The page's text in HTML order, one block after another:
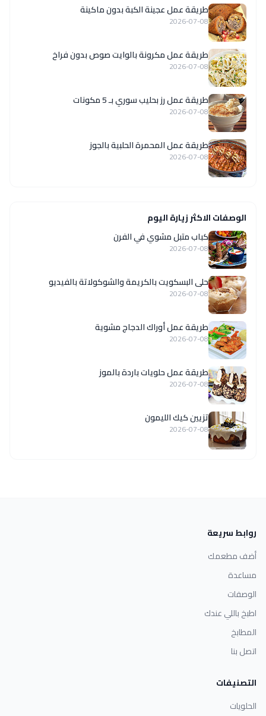
طريقة عمل عجينة الكبة بدون ماكينة
2026-07-08
طريقة عمل مكرونة بالوايت صوص بدون فراخ
2026-07-08
طريقة عمل رز بحليب سوري بـ 5 مكونات
2026-07-08
طريقة عمل المحمرة الحلبية بالجوز
2026-07-08
الوصفات الاكثر زيارة اليوم
كباب متبل مشوي في الفرن
2026-07-08
حلى البسكويت بالكريمة والشوكولاتة بالفيديو
2026-07-08
طريقة عمل أوراك الدجاج مشوية
2026-07-08
طريقة عمل حلويات باردة بالموز
2026-07-08
تزيين كيك الليمون
2026-07-08
روابط سريعة
أضف مطعمك
مساعدة
الوصفات
اطبخ باللي عندك
المطابخ
اتصل بنا
التصنيفات
الحلويات